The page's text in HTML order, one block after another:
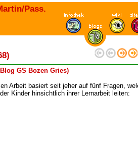
Pass.
GS Bozen Gries)
Arbeit basiert seit jeher auf fünf Fragen,
Kinder hinsichtlich ihrer Lernarbeit leiten: